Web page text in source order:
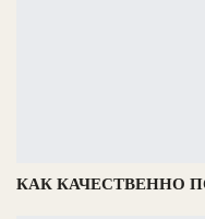
КАК КАЧЕСТВЕННО